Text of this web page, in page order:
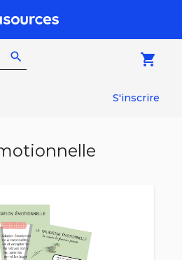
search local_grocery_store
S'inscrire